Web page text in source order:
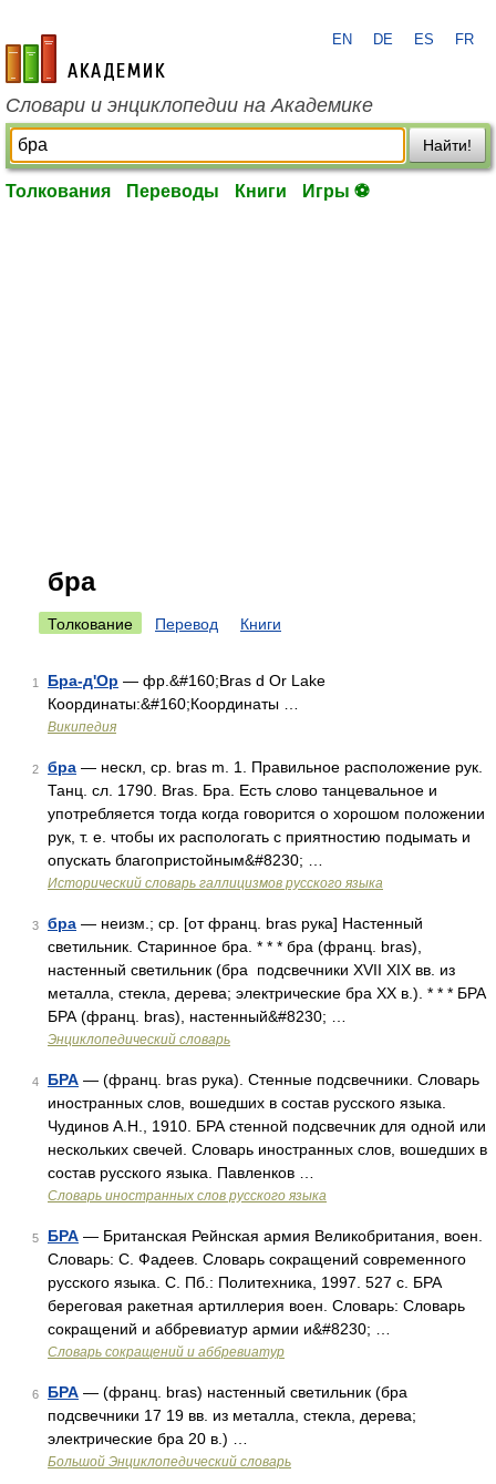
academic.ru
EN DE ES FR
Словари и энциклопедии на Академике
Найти!
Толкования Переводы Книги Игры ⚽
бра
Толкование Перевод Книги
1 Бра-д'Ор — фр.&#160;Bras d Or Lake
Координаты:&#160;Координаты …
Википедия
2 бра — нескл, ср. bras m. 1. Правильное расположение рук.
Танц. сл. 1790. Bras. Бра. Есть слово танцевальное и
употребляется тогда когда говорится о хорошом положении
рук, т. е. чтобы их распологать с приятностию подымать и
опускать благопристойным&#8230; …
Исторический словарь галлицизмов русского языка
3 бра — неизм.; ср. [от франц. bras рука] Настенный
светильник. Старинное бра. * * * бра (франц. bras),
настенный светильник (бра подсвечники XVII XIX вв. из
металла, стекла, дерева; электрические бра XX в.). * * * БРА
БРА (франц. bras), настенный&#8230; …
Энциклопедический словарь
4 БРА — (франц. bras рука). Стенные подсвечники. Словарь
иностранных слов, вошедших в состав русского языка.
Чудинов А.Н., 1910. БРА стенной подсвечник для одной или
нескольких свечей. Словарь иностранных слов, вошедших в
состав русского языка. Павленков …
Словарь иностранных слов русского языка
5 БРА — Британская Рейнская армия Великобритания, воен.
Словарь: С. Фадеев. Словарь сокращений современного
русского языка. С. Пб.: Политехника, 1997. 527 с. БРА
береговая ракетная артиллерия воен. Словарь: Словарь
сокращений и аббревиатур армии и&#8230; …
Словарь сокращений и аббревиатур
6 БРА — (франц. bras) настенный светильник (бра
подсвечники 17 19 вв. из металла, стекла, дерева;
электрические бра 20 в.) …
Большой Энциклопедический словарь